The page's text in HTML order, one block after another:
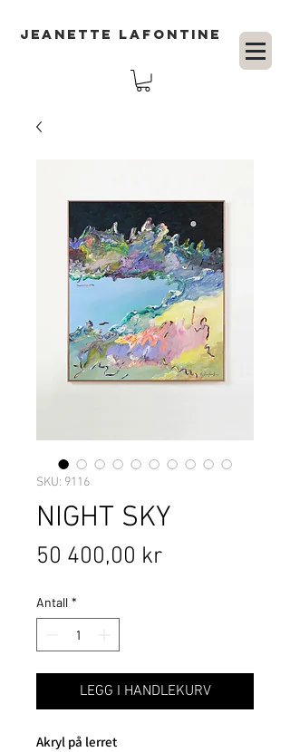
JEANETTE LAFONTINE
SKU: 9116
NIGHT SKY
50 400,00 krPris
Antall *
LEGG I HANDLEKURV
Akryl på lerret